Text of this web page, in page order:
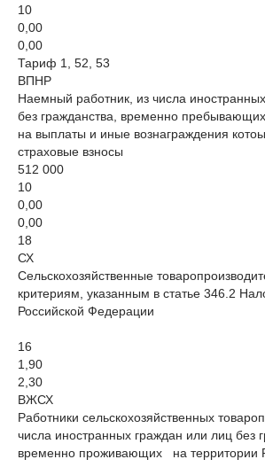
10
0,00
0,00
Тариф 1, 52, 53
ВПНР
Наемный работник, из числа
без гражданства, временно
на выплаты и иные вознаграждения
страховые взносы
512 000
10
0,00
0,00
18
СХ
Сельскохозяйственные
критериям, указанным в статье 346.2
Российской Федерации
16
1,90
2,30
ВЖСХ
Работники сельскохозяйственных
числа иностранных граждан или лиц без
временно проживающих на территории